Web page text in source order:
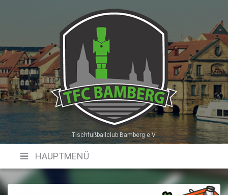
Tischfußballclub Bamberg e.V.
HAUPTMENÜ